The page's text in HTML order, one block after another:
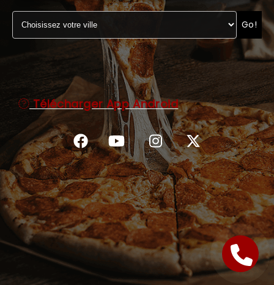
MENTIONS LÉGALES
C.G.V
Go!
Télécharger App Android